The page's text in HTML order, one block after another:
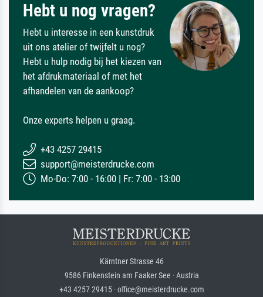
Hebt u nog vragen?
Hebt u interesse in een kunstdruk
uit ons atelier of twijfelt u nog?
Hebt u hulp nodig bij het kiezen van
het afdrukmateriaal of met het
afhandelen van de aankoop?
Onze experts helpen u graag.
+43 4257 29415
support@meisterdrucke.com
Mo-Do: 7:00 - 16:00 | Fr: 7:00 - 13:00
Kärntner Strasse 46
9586 Finkenstein am Faaker See · Austria
+43 4257 29415 · office@meisterdrucke.com